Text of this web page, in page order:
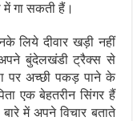
में गा सकती हैं।
लिये दीवार खड़ी नहीं
बुंदेलखंडी ट्रैक्स से
पर अच्छी पकड़ पाने के
एक बेहतरीन सिंगर हैं
में अपने विचार बताते